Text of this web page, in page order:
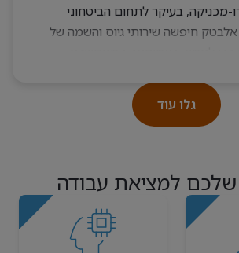
מכניקה, בעיקר לתחום הביטחוני
חיפשה שירותי גיוס והשמה של
כדי לתמוך בצמיחתה המתמשכת
של הפרויקטים הביטחוניים והאזרחיים.
עובדי ייצור, מרכיבים מכאניים,
גלו עוד
למציאת עבודה